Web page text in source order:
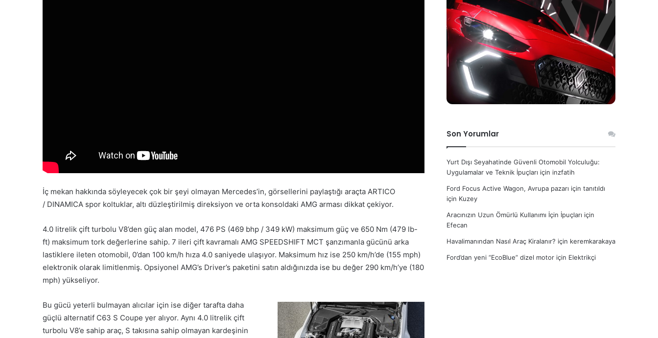
İç mekan hakkında söyleyecek çok bir şeyi olmayan Mercedes’in, görsellerini paylaştığı araçta ARTICO
/ DINAMICA spor koltuklar, altı düzleştirilmiş direksiyon ve orta konsoldaki AMG arması dikkat çekiyor.
4.0 litrelik çift turbolu V8’den güç alan model, 476 PS (469 bhp / 349 kW) maksimum güç ve 650 Nm (479 lb-
ft) maksimum tork değerlerine sahip. 7 ileri çift kavramalı AMG SPEEDSHIFT MCT şanzımanla gücünü arka
lastiklere ileten otomobil, 0’dan 100 km/h hıza 4.0 saniyede ulaşıyor. Maksimum hız ise 250 km/h’de (155 mph)
elektronik olarak limitlenmiş. Opsiyonel AMG’s Driver’s paketini satın aldığınızda ise bu değer 290 km/h’ye (180
mph) yükseliyor.
Bu gücü yeterli bulmayan alıcılar için ise diğer tarafta daha
güçlü alternatif C63 S Coupe yer alıyor. Aynı 4.0 litrelik çift
turbolu V8’e sahip araç, S takısına sahip olmayan kardeşinin
Son Yorumlar
Yurt Dışı Seyahatinde Güvenli Otomobil Yolculuğu:
Uygulamalar ve Teknik İpuçları için inzfatih
Ford Focus Active Wagon, Avrupa pazarı için tanıtıldı
için Kuzey
Aracınızın Uzun Ömürlü Kullanımı İçin İpuçları için
Efecan
Havalimanından Nasıl Araç Kiralanır? için keremkarakaya
Ford’dan yeni “EcoBlue” dizel motor için Elektrikçi